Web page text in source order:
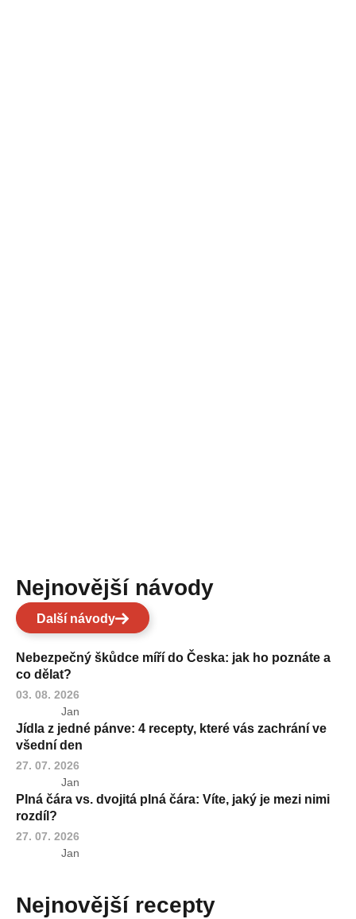
Nejnovější návody
Další návody
Nebezpečný škůdce míří do Česka: jak ho poznáte a
co dělat?
03. 08. 2026
Jan
Jídla z jedné pánve: 4 recepty, které vás zachrání ve
všední den
27. 07. 2026
Jan
Plná čára vs. dvojitá plná čára: Víte, jaký je mezi nimi
rozdíl?
27. 07. 2026
Jan
Nejnovější recepty